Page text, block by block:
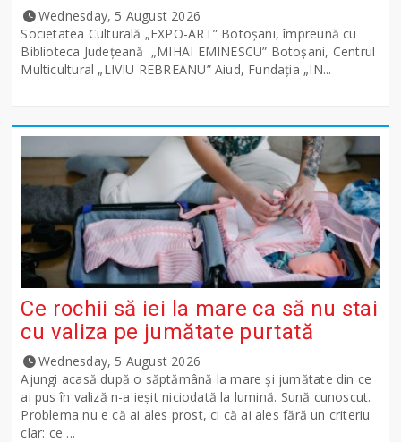
Wednesday, 5 August 2026
Societatea Culturală „EXPO-ART” Botoșani, împreună cu
Biblioteca Județeană „MIHAI EMINESCU” Botoșani, Centrul
Multicultural „LIVIU REBREANU” Aiud, Fundația „IN...
Ce rochii să iei la mare ca să nu stai
cu valiza pe jumătate purtată
Wednesday, 5 August 2026
Ajungi acasă după o săptămână la mare și jumătate din ce
ai pus în valiză n-a ieșit niciodată la lumină. Sună cunoscut.
Problema nu e că ai ales prost, ci că ai ales fără un criteriu
clar: ce ...